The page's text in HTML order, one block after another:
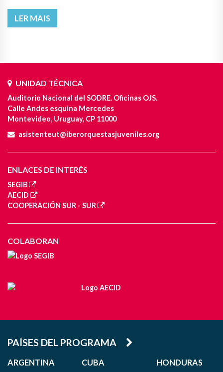
LER MAIS
UNIDAD TÉCNICA
Auditorio Nacional del SODRE. Oficinas OJS.
Calle Andes esquina Mercedes
Montevideo, Uruguay, CP 11000
asistenteut@iberorquestasjuveniles.org
ENLACES DE INTERÉS
SEGIB
AECID
COOPERACIÓN SUR - SUR
COLABORAN
PAÍSES DEL PROGRAMA
ARGENTINA CUBA HONDURAS